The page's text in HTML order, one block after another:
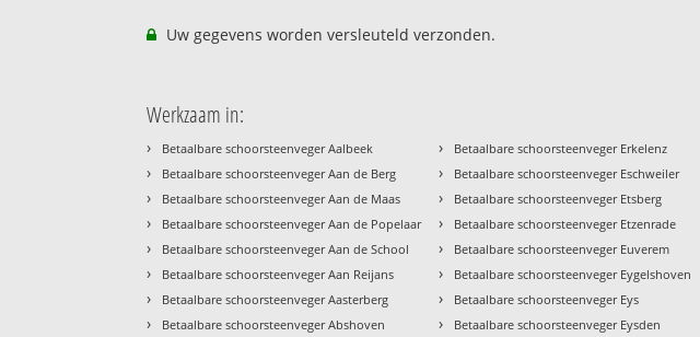
Uw gegevens worden versleuteld verzonden.
Werkzaam in:
› Betaalbare schoorsteenveger Aalbeek
› Betaalbare schoorsteenveger Aan de Berg
› Betaalbare schoorsteenveger Aan de Maas
› Betaalbare schoorsteenveger Aan de Popelaar
› Betaalbare schoorsteenveger Aan de School
› Betaalbare schoorsteenveger Aan Reijans
› Betaalbare schoorsteenveger Aasterberg
› Betaalbare schoorsteenveger Abshoven
› Betaalbare schoorsteenveger Erkelenz
› Betaalbare schoorsteenveger Eschweiler
› Betaalbare schoorsteenveger Etsberg
› Betaalbare schoorsteenveger Etzenrade
› Betaalbare schoorsteenveger Euverem
› Betaalbare schoorsteenveger Eygelshoven
› Betaalbare schoorsteenveger Eys
› Betaalbare schoorsteenveger Eysden